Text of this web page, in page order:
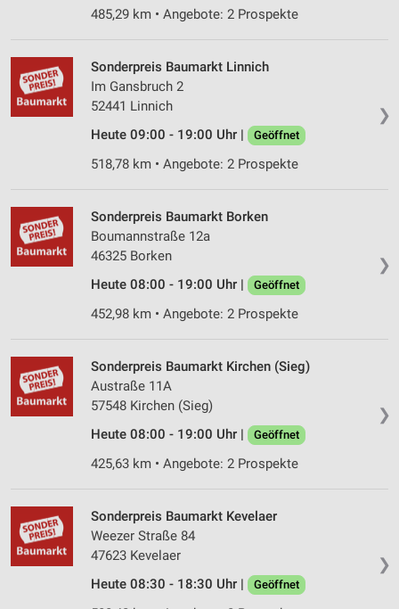
485,29 km • Angebote: 2 Prospekte
❯
Sonderpreis Baumarkt Linnich
Im Gansbruch 2
52441 Linnich
Heute 09:00 - 19:00 Uhr |
Geöffnet
518,78 km • Angebote: 2 Prospekte
❯
Sonderpreis Baumarkt Borken
Boumannstraße 12a
46325 Borken
Heute 08:00 - 19:00 Uhr |
Geöffnet
452,98 km • Angebote: 2 Prospekte
❯
Sonderpreis Baumarkt Kirchen (Sieg)
Austraße 11A
57548 Kirchen (Sieg)
Heute 08:00 - 19:00 Uhr |
Geöffnet
425,63 km • Angebote: 2 Prospekte
❯
Sonderpreis Baumarkt Kevelaer
Weezer Straße 84
47623 Kevelaer
Heute 08:30 - 18:30 Uhr |
Geöffnet
Erstellung von Profilen für personalisierte
Verwendung von Profilen zur Auswahl
personalisierter Werbung
Erstellung von Profilen zur Personalisierung
von Inhalten
Verwendung von Profilen zur Auswahl
Messung der Werbeleistung
Messung der Performance von Inhalten
Analyse von Zielgruppen durch Statistiken oder
Entwicklung und Verbesserung der Angebote
Verwendung reduzierter Daten zur Auswahl von
Inhalten
IAB-Besonderheiten:
Verwendung genauer Standortdaten
Informationen identifizieren
Nicht-IAB-Verarbeitungszwecke: